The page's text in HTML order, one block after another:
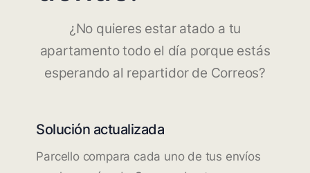
¿No quieres estar atado a tu
apartamento todo el día porque estás
esperando al repartidor de Correos?
Solución actualizada
Parcello compara cada uno de tus envíos